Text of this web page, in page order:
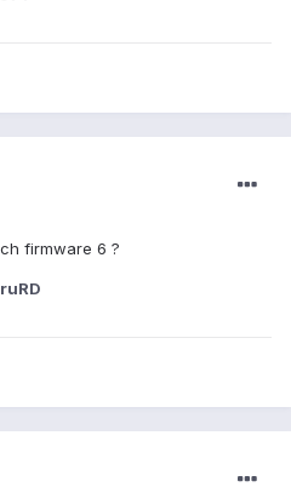
firmware 6 ?